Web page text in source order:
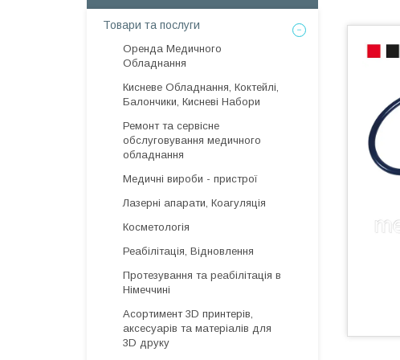
Товари та послуги
Оренда Медичного
Обладнання
Кисневе Обладнання, Коктейлі,
Балончики, Кисневі Набори
Ремонт та сервісне
обслуговування медичного
обладнання
Медичні вироби - пристрої
Лазерні апарати, Коагуляція
Косметологія
Реабілітація, Відновлення
Протезування та реабілітація в
Німеччині
Асортимент 3D принтерів,
аксесуарів та матеріалів для
3D друку